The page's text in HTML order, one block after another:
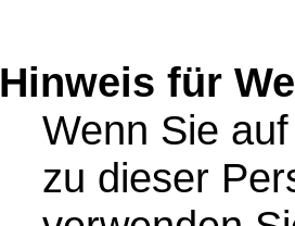
Hinweis für
Wenn Sie
zu dieser